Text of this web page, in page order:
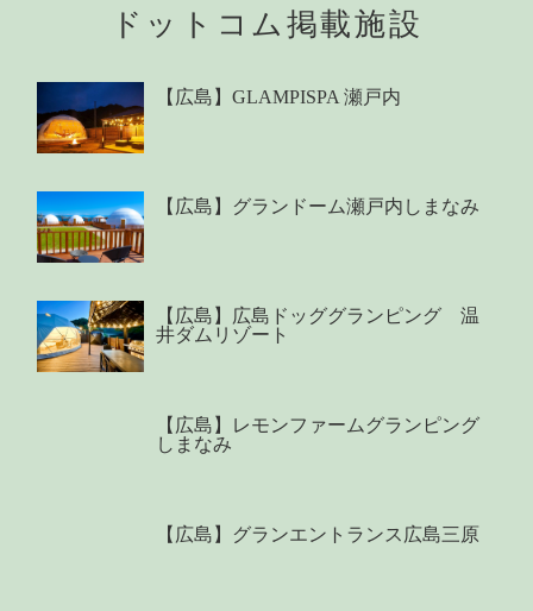
ドットコム掲載施設
【広島】GLAMPISPA 瀬戸内
【広島】グランドーム瀬戸内しまなみ
【広島】広島ドッググランピング 温
井ダムリゾート
【広島】レモンファームグランピング
しまなみ
【広島】グランエントランス広島三原